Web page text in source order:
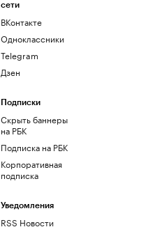
сети
ВКонтакте
Одноклассники
Telegram
Дзен
Подписки
Скрыть баннеры
на РБК
Подписка на РБК
Корпоративная
подписка
Уведомления
RSS Новости